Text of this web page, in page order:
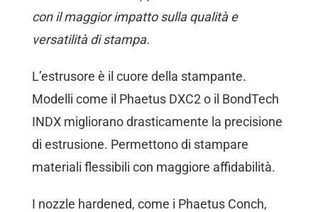
con il maggior impatto sulla qualità e
versatilità di stampa.
L’estrusore è il cuore della stampante.
Modelli come il Phaetus DXC2 o il BondTech
INDX migliorano drasticamente la precisione
di estrusione. Permettono di stampare
materiali flessibili con maggiore affidabilità.
I nozzle hardened, come i Phaetus Conch,